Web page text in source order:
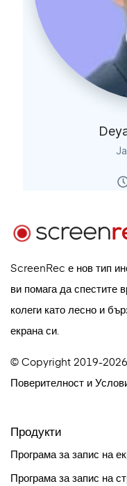
ScreenRec е нов тип
ви помага да спестите
колеги като лесно и
екрана си.
© Copyright 2019-2026
Поверителност и
Продукти
Програма за запис на
Програма за запис на